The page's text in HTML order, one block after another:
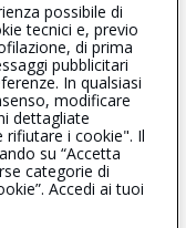
Consulta il
possibile di
tecnici e, previo
di prima
pubblicitari
In qualsiasi
modificare
dettagliate
rifiutare i cookie". Il
su “Accetta
categorie di
Accedi ai tuoi